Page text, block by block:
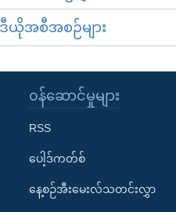
ယိုအစီအစဉ်များ
၀န်ဆောင်မှုများ
RSS
ပေါ့ဒ်ကတ်စ်
နေ့စဉ်အီးမေးလ်သတင်းလွှာ